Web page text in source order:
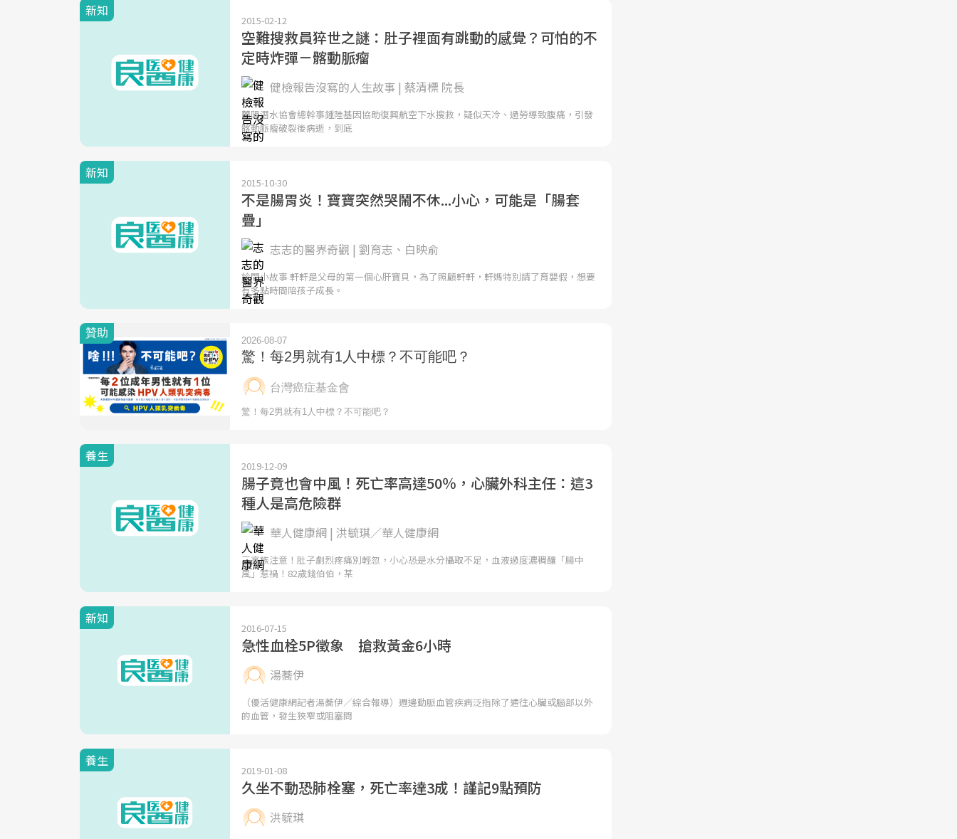
新知
2015-02-12
空難搜救員猝世之謎：肚子裡面有跳動的感覺？可怕的不
定時炸彈－髂動脈瘤
健檢報告沒寫的人生故事 | 蔡清標 院長
蘭陽潛水協會總幹事鍾陸基因協助復興航空下水搜救，疑似天冷、過勞導致腹痛，引發
髂動脈瘤破裂後病逝，到底
新知
2015-10-30
不是腸胃炎！寶寶突然哭鬧不休...小心，可能是「腸套
疊」
志志的醫界奇觀 | 劉育志、白映俞
診間小故事 軒軒是父母的第一個心肝寶貝，為了照顧軒軒，軒媽特別請了育嬰假，想要
有多點時間陪孩子成長。
養生
2019-12-09
腸子竟也會中風！死亡率高達50％，心臟外科主任：這3
種人是高危險群
華人健康網 | 洪毓琪／華人健康網
三高族注意！肚子劇烈疼痛別輕忽，小心恐是水分攝取不足，血液過度濃稠釀「腸中
風」惹禍！82歲錢伯伯，某
新知
2016-07-15
急性血栓5P徵象 搶救黃金6小時
湯蕎伊
（優活健康網記者湯蕎伊／綜合報導）週邊動脈血管疾病泛指除了通往心臟或腦部以外
的血管，發生狹窄或阻塞問
養生
2019-01-08
久坐不動恐肺栓塞，死亡率達3成！謹記9點預防
洪毓琪